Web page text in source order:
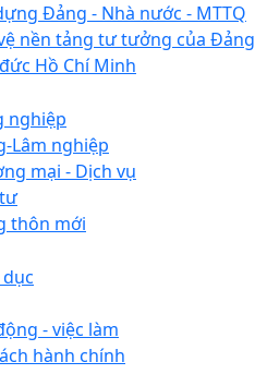
Đảng - Nhà nước - MTTQ
nền tảng tư tưởng của Đảng
Hồ Chí Minh
nghiệp
Lâm nghiệp
mại - Dịch vụ
thôn mới
- việc làm
hành chính